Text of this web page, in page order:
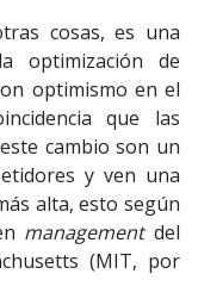
cosas, es una
optimización de
optimismo en el
que las
cambio son un
y ven una
alta, esto según
managementdel
(MIT, por